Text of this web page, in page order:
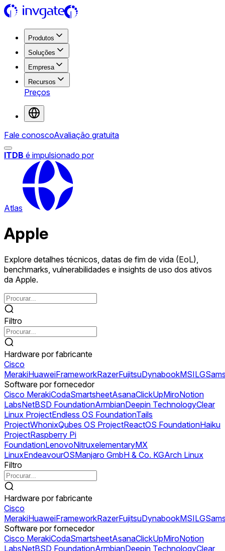
Produtos
Soluções
Empresa
Recursos
Preços
Fale conoscoAvaliação gratuita
ITDB é impulsionado por
Atlas
Apple
Explore detalhes técnicos, datas de fim de vida (EoL),
benchmarks, vulnerabilidades e insights de uso dos ativos
da Apple.
Filtro
Hardware por fabricante
Cisco
MerakiHuaweiFrameworkRazerFujitsuDynabookMSILG
Software por fornecedor
Cisco MerakiCodaSmartsheetAsanaClickUpMiroNotion
LabsNetBSD FoundationArmbianDeepin TechnologyClear
Linux ProjectEndless OS FoundationTails
ProjectWhonixQubes OS ProjectReactOS FoundationHaiku
ProjectRaspberry Pi
FoundationLenovoNitruxelementaryMX
LinuxEndeavourOSManjaro GmbH & Co. KGArch Linux
Filtro
Hardware por fabricante
Cisco
MerakiHuaweiFrameworkRazerFujitsuDynabookMSILG
Software por fornecedor
Cisco MerakiCodaSmartsheetAsanaClickUpMiroNotion
LabsNetBSD FoundationArmbianDeepin TechnologyClear